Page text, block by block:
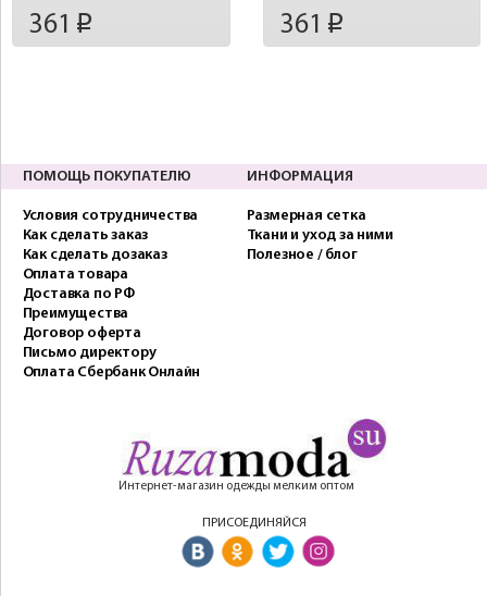
361 p 361 p
ПОМОЩЬ ПОКУПАТЕЛЮ
Условия сотрудничества
Как сделать заказ
Как сделать дозаказ
Оплата товара
Доставка по РФ
Преимущества
Договор оферта
Письмо директору
Оплата Сбербанк Онлайн
ИНФОРМАЦИЯ
Размерная сетка
Ткани и уход за ними
Полезное / блог
Интернет-магазин одежды мелким оптом
ПРИСОЕДИНЯЙСЯ